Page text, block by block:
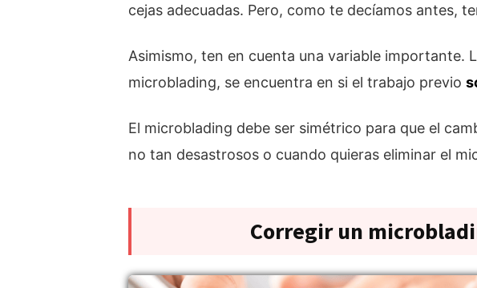
cejas adecuadas. Pero, como te decíamos antes,
Asimismo, ten en cuenta una variable importante.
microblading, se encuentra en si el trabajo previo
El microblading debe ser simétrico para que el
no tan desastrosos o cuando quieras eliminar el
Corregir un